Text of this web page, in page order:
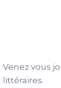
Venez vous
littéraires.